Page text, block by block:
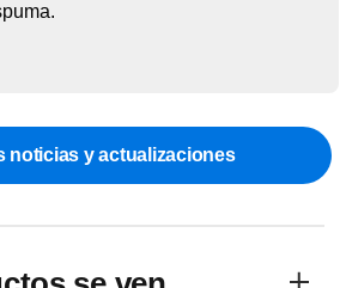
noticias y actualizaciones